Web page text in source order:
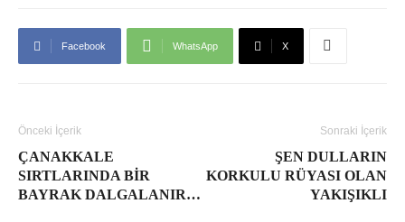
Facebook WhatsApp X
Önceki İçerik
ÇANAKKALE
SIRTLARINDA BIR
BAYRAK DALGALANIR…
Sonraki İçerik
ŞEN DULLARIN
KORKULU RÜYASI OLAN
YAKIŞIKLI